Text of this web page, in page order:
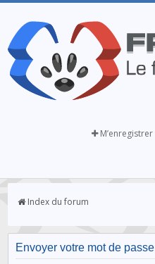
M’enregistrer
Index du forum
Envoyer votre mot de passe